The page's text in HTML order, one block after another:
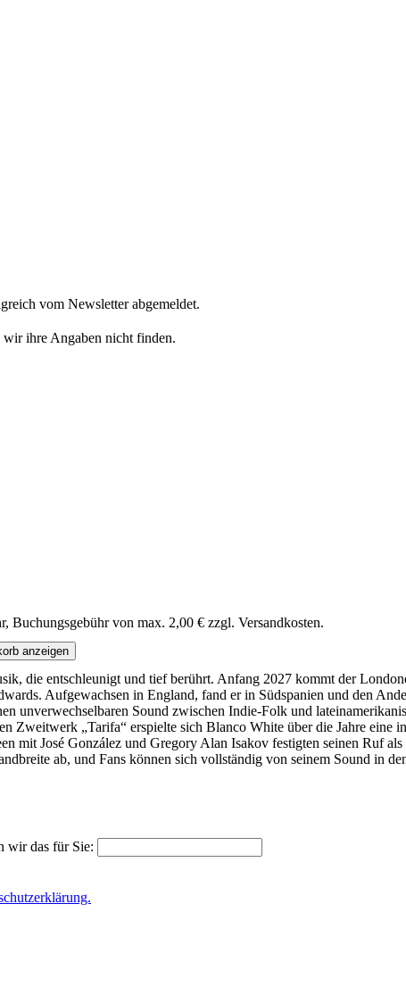
vom Newsletter abgemeldet.
ihre Angaben nicht finden.
Buchungsgebühr von max. 2,00 € zzgl. Versandkosten.
anzeigen
die entschleunigt und tief berührt. Anfang 2027 kommt der
Aufgewachsen in England, fand er in Südspanien und den
unverwechselbaren Sound zwischen Indie-Folk und
Zweitwerk „Tarifa“ erspielte sich Blanco White über die Jahre eine
mit José González und Gregory Alan Isakov festigten seinen Ruf
ab, und Fans können sich vollständig von seinem Sound in
wir das für Sie: